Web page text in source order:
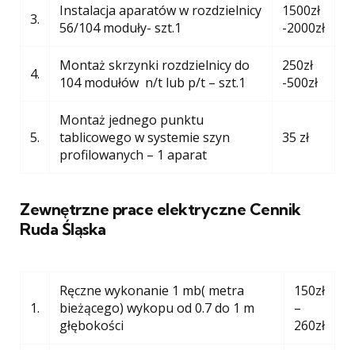
3.
Instalacja aparatów w rozdzielnicy
56/104 moduły- szt.1
1500zł
-2000zł
4.
Montaż skrzynki rozdzielnicy do
104 modułów n/t lub p/t – szt.1
250zł
-500zł
5.
Montaż jednego punktu
tablicowego w systemie szyn
profilowanych – 1 aparat
35 zł
Zewnętrzne prace elektryczne Cennik
Ruda Śląska
1.
Ręczne wykonanie 1 mb( metra
bieżącego) wykopu od 0.7 do 1 m
głębokości
150zł
–
260zł